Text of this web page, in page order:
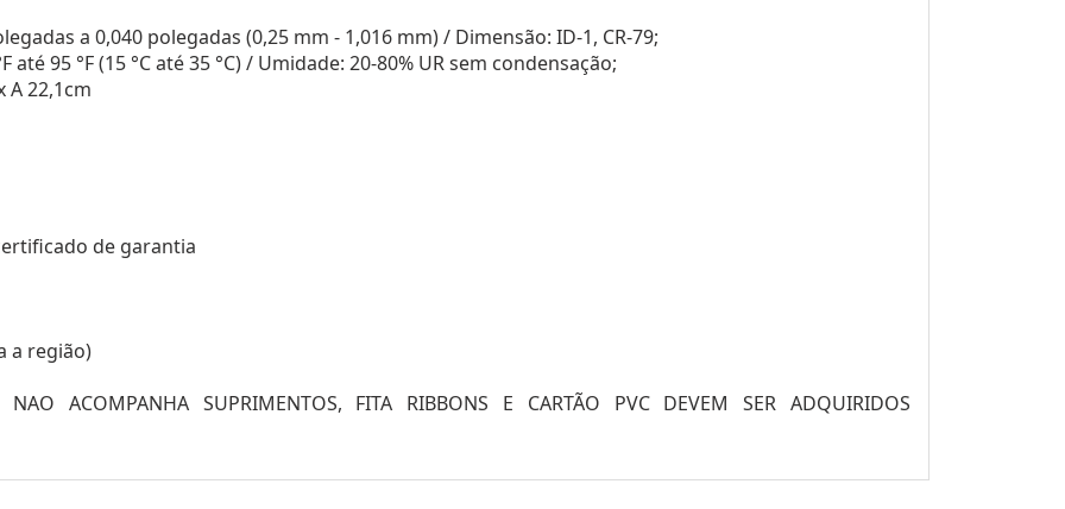
a 0,040 polegadas (0,25 mm - 1,016 mm) / Dimensão: ID-1, CR-79;
95 °F (15 °C até 35 °C) / Umidade: 20-80% UR sem condensação;
A 22,1cm
de garantia
a região)
ACOMPANHA SUPRIMENTOS, FITA RIBBONS E CARTÃO PVC DEVEM SER ADQUIRIDOS